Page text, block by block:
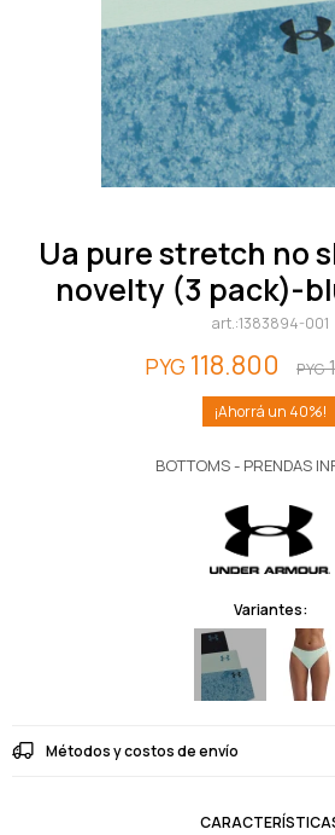
ua pure stretch no show thong-
novelty (3 pack)-
1383894-001
PYG 118.800 PYG
40
BOTTOMS - PRENDAS
Variantes:
Métodos y costos de envío